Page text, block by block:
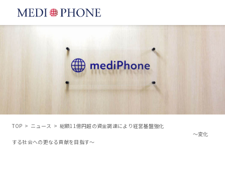
TOP > ニュース > 総額11億円超の資金調達により経営基盤強化
～変化
する社会への更なる貢献を目指す～